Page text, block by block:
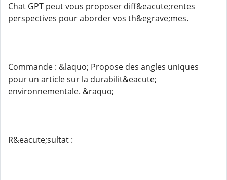
Chat GPT peut vous proposer diff&eacute;rentes
perspectives pour aborder vos th&egrave;mes.
Commande : &laquo; Propose des angles uniques
pour un article sur la durabilit&eacute;
environnementale. &raquo;
R&eacute;sultat :